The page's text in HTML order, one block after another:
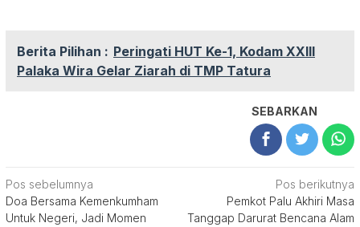
Berita Pilihan : Peringati HUT Ke-1, Kodam XXIII
Palaka Wira Gelar Ziarah di TMP Tatura
SEBARKAN
Navigasi
pos
Pos sebelumnya
Doa Bersama Kemenkumham
Untuk Negeri, Jadi Momen
Pos berikutnya
Pemkot Palu Akhiri Masa
Tanggap Darurat Bencana Alam